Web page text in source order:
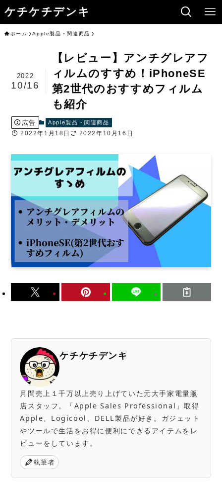
ケチケチデンキ
ホーム Apple製品・関連商品
【レビュー】アンチグレアフ
ィルムのすすめ！iPhoneSE
第2世代のおすすめフィルム
も紹介
2022
10/16
広告 Apple製品・関連商品
2022年1月18日 2022年10月16日
ケチケチデンキ
月間売上１千万以上売り上げていた元大手家電量販
店スタッフ。「Apple Sales Professional」取得
Apple、Logicool、DELL製品が好き。ガジェット
やツールで生活をお得に便利にできるアイテムをレ
ビューをしています。
執筆者